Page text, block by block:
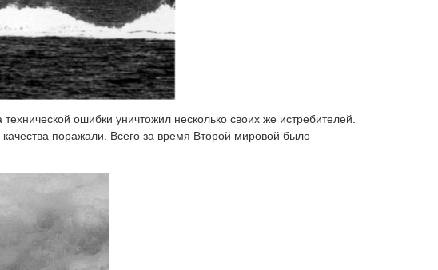
ошибки уничтожил несколько своих же истребителей.
поражали. Всего за время Второй мировой было